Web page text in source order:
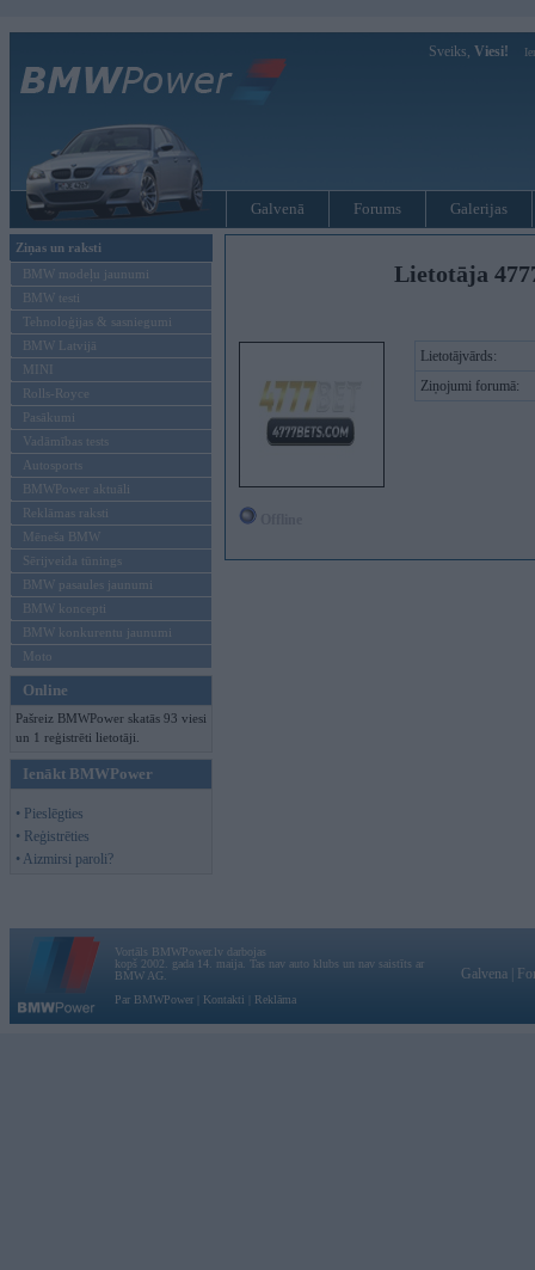
Sveiks, Viesi!
Galvenā Forums Galerijas
Ziņas un raksti
BMW modeļu jaunumi
BMW testi
Tehnoloģijas & sasniegumi
BMW Latvijā
MINI
Rolls-Royce
Pasākumi
Vadāmības tests
Autosports
BMWPower aktuāli
Reklāmas raksti
Mēneša BMW
Sērijveida tūnings
BMW pasaules jaunumi
BMW koncepti
BMW konkurentu jaunumi
Moto
Online
Pašreiz BMWPower skatās 93 viesi
un 1 reģistrēti lietotāji.
Ienākt BMWPower
• Pieslēgties
• Reģistrēties
• Aizmirsi paroli?
Lietotāja
Lietotājvārds:
Ziņojumi forumā:
Vortāls BMWPower.lv darbojas
kopš 2002. gada 14. maija. Tas nav auto klubs un nav saistīts ar
BMW AG.
Par BMWPower
Kontakti Reklāma
Galvena